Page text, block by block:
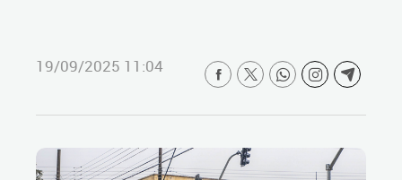
19/09/2025 11:04